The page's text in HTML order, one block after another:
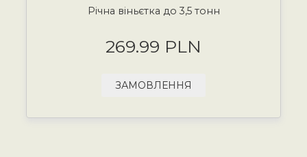
Річна віньєтка до 3,5 тонн
269.99 PLN
ЗАМОВЛЕННЯ